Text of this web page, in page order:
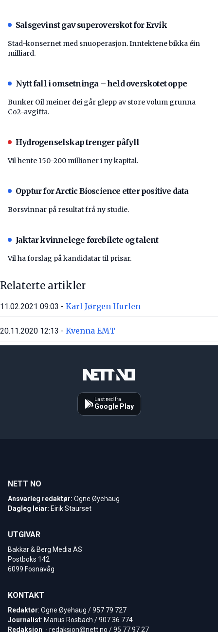
Salsgevinst gav superoverskot for Ervik
Stad-konsernet med snuoperasjon. Inntektene bikka éin
milliard.
Nytt fall i omsetninga – held overskotet oppe
Bunker Oil meiner dei går glepp av store volum grunna
Co2-avgifta.
Hydrogenselskap trenger påfyll
Vil hente 150-200 millioner i ny kapital.
Opptur for Arctic Bioscience etter positive data
Børsvinnar på resultat frå ny studie.
Jaktar kvinnelege førebilete og talent
Vil ha forslag på kandidatar til prisar.
Relaterte artikler
11.02.2021 09:03 - Karl Jørgen Hurlen
20.11.2020 12:13 - Kvenna EMT
Last ned fra
Google Play
NETT NO
Ansvarleg redaktør: Ogne Øyehaug
Dagleg leiar: Eirik Staurset
UTGIVAR
Bakkar & Berg Media AS
Postboks 142
6099 Fosnavåg
KONTAKT
Redaktør: Ogne Øyehaug / 957 79 727
Journalist: Marius Rosbach / 907 36 774
Redaksjon: - redaksjon@nett.no / 95 77 97 27